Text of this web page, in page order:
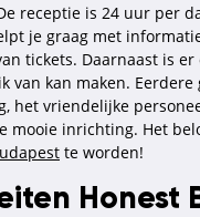
receptie is 24 uur per
je graag met
tickets. Daarnaast is
van kan maken.
het vriendelijke
mooie inrichting. Het
te worden!
Honest